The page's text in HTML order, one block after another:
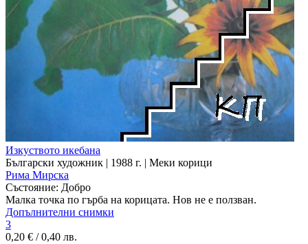
Изкуството икебана
Български художник | 1988 г. | Меки корици
Рима Мирска
Състояние: Добро
Малка точка по гърба на корицата. Нов не е ползван.
Допълнителни снимки
3
0,20 € / 0,40 лв.